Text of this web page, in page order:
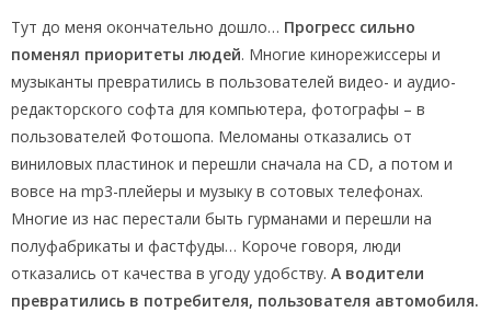
Тут до меня окончательно дошло… Прогресс сильно
поменял приоритеты людей. Многие кинорежиссеры и
музыканты превратились в пользователей видео- и аудио-
редакторского софта для компьютера, фотографы – в
пользователей Фотошопа. Меломаны отказались от
виниловых пластинок и перешли сначала на CD, а потом и
вовсе на mp3-плейеры и музыку в сотовых телефонах.
Многие из нас перестали быть гурманами и перешли на
полуфабрикаты и фастфуды… Короче говоря, люди
отказались от качества в угоду удобству. А водители
превратились в потребителя, пользователя автомобиля.